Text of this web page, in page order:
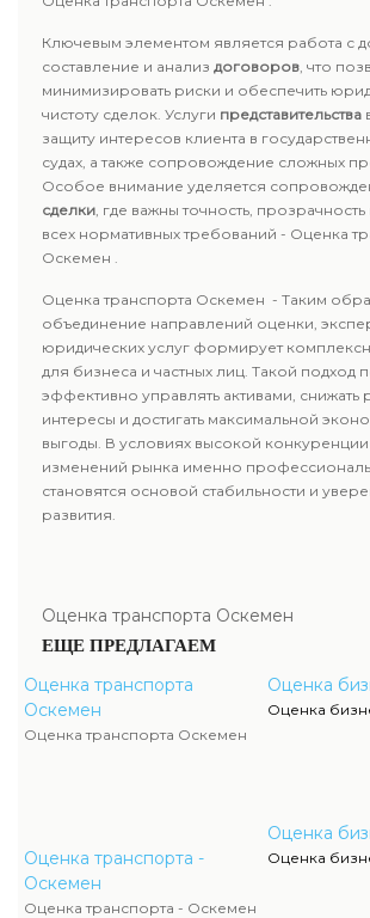
Ключевым элементом является работа с
составление и анализ договоров, что
минимизировать риски и обеспечить
чистоту сделок. Услуги представительства
защиту интересов клиента в
судах, а также сопровождение сложных
Особое внимание уделяется
сделки, где важны точность,
всех нормативных требований - Оценка
Оскемен .
Оценка транспорта Оскемен - Таким
объединение направлений оценки,
юридических услуг формирует
для бизнеса и частных лиц. Такой подход
эффективно управлять активами, снижать
интересы и достигать максимальной
выгоды. В условиях высокой
изменений рынка именно
становятся основой стабильности и
развития.
Оценка транспорта Оскемен
ЕЩЕ ПРЕДЛАГАЕМ
Оценка транспорта
Оскемен
Оценка транспорта Оскемен
Оценка транспорта -
Оскемен
Оценка транспорта - Оскемен
Оценка
Оценка
Оценка
Оценка